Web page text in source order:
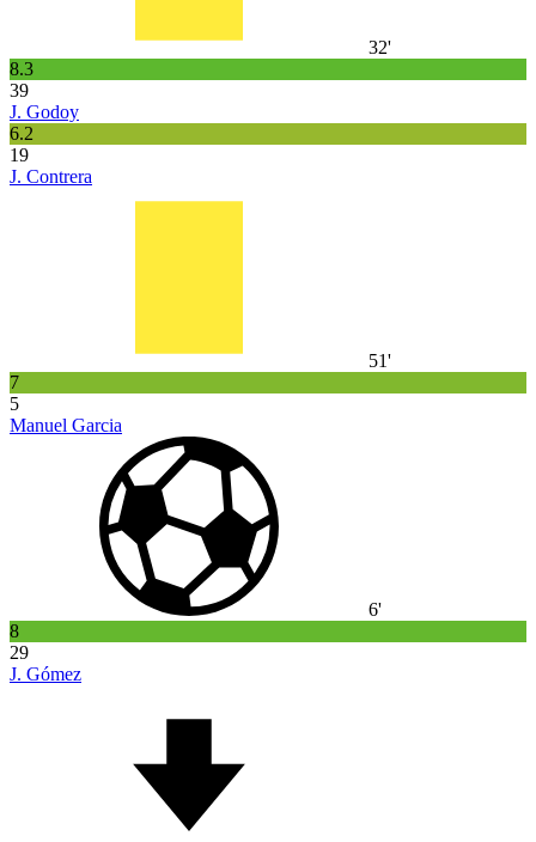
32'
8.3
39
J. Godoy
6.2
19
J. Contrera
51'
7
5
Manuel Garcia
6'
8
29
J. Gómez